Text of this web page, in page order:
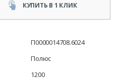
КУПИТЬ В 1 КЛИК
П0000014708.6024
Полюс
1200